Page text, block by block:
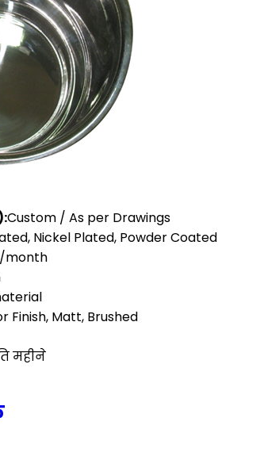
Custom / As per Drawings
Nickel Plated, Powder Coated
month
Finish, Matt, Brushed
महीने